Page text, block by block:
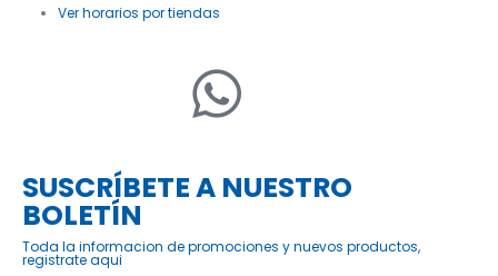
Ver horarios por tiendas
SUSCRÍBETE A NUESTRO
BOLETÍN
Toda la informacion de promociones y nuevos productos,
registrate aqui